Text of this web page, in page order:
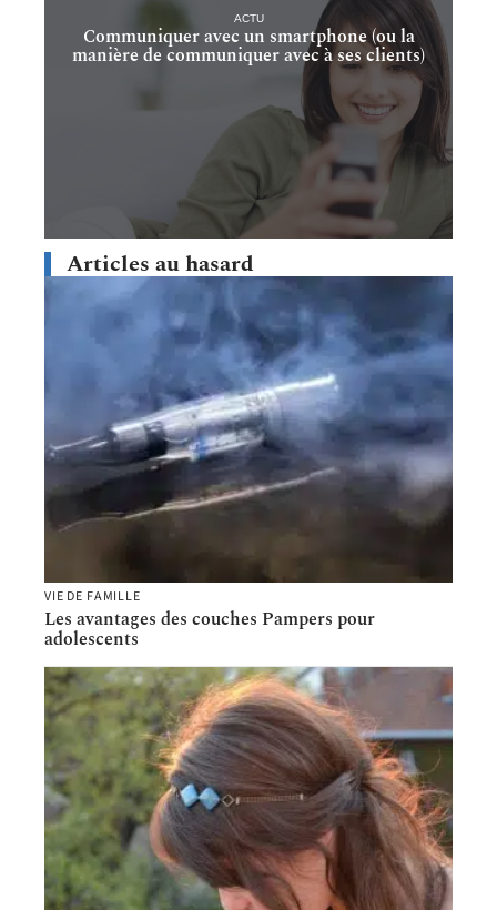
ACTU
Communiquer avec un smartphone (ou la
manière de communiquer avec à ses clients)
Articles au hasard
VIE DE FAMILLE
Les avantages des couches Pampers pour
adolescents